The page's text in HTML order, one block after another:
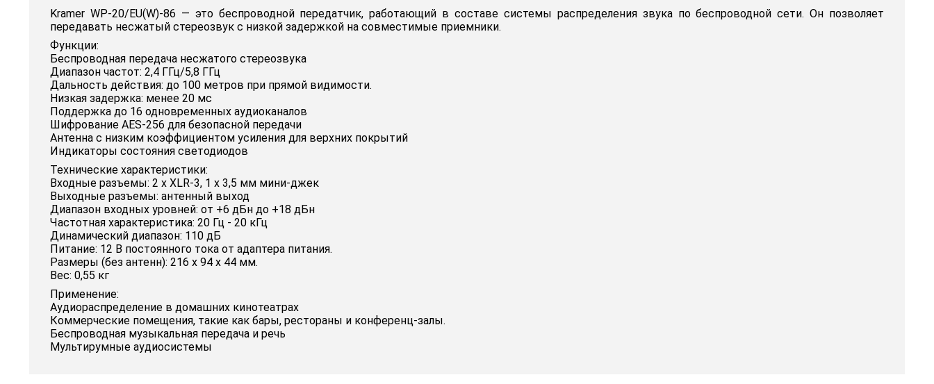
Kramer WP-20/EU(W)-86 — это беспроводной передатчик, работающий в составе системы распределения звука по беспроводной сети. Он позволяет
передавать несжатый стереозвук с низкой задержкой на совместимые приемники.
Функции:
Беспроводная передача несжатого стереозвука
Диапазон частот: 2,4 ГГц/5,8 ГГц
Дальность действия: до 100 метров при прямой видимости.
Низкая задержка: менее 20 мс
Поддержка до 16 одновременных аудиоканалов
Шифрование AES-256 для безопасной передачи
Антенна с низким коэффициентом усиления для верхних покрытий
Индикаторы состояния светодиодов
Технические характеристики:
Входные разъемы: 2 х XLR-3, 1 х 3,5 мм мини-джек
Выходные разъемы: антенный выход
Диапазон входных уровней: от +6 дБн до +18 дБн
Частотная характеристика: 20 Гц - 20 кГц
Динамический диапазон: 110 дБ
Питание: 12 В постоянного тока от адаптера питания.
Размеры (без антенн): 216 х 94 х 44 мм.
Вес: 0,55 кг
Применение:
Аудиораспределение в домашних кинотеатрах
Коммерческие помещения, такие как бары, рестораны и конференц-залы.
Беспроводная музыкальная передача и речь
Мультирумные аудиосистемы